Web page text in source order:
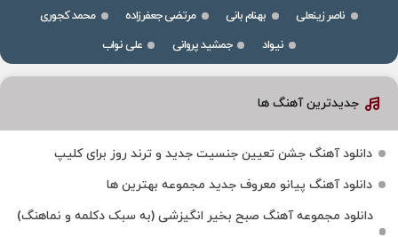
ناصر زینعلی
بهنام بانی مرتضی جعفرزاده
محمد کجوری
نیواد
جمشید پروانی علی نواب
جدیدترین آهنگ ها
دانلود آهنگ جشن تعیین جنسیت جدید و ترند روز برای کلیپ
دانلود آهنگ پیانو معروف جدید مجموعه بهترین ها
دانلود مجموعه آهنگ صبح بخیر انگیزشی (به سبک دکلمه و نماهنگ)